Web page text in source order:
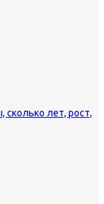
сколько лет, рост,